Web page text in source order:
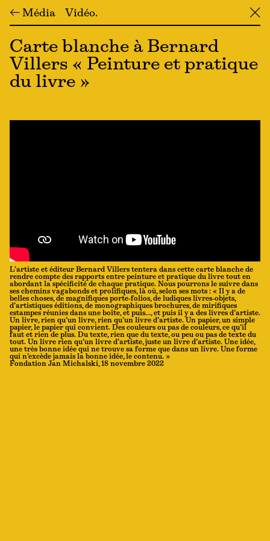
← Média Vidéo ╳
Carte blanche à Bernard
Villers « Peinture et pratique
du livre »
L’artiste et éditeur Bernard Villers tentera dans cette carte blanche de
rendre compte des rapports entre peinture et pratique du livre tout en
abordant la spécificité de chaque pratique. Nous pourrons le suivre dans
ses chemins vagabonds et prolifiques, là où, selon ses mots : « Il y a de
belles choses, de magnifiques porte-folios, de ludiques livres-objets,
d’artistiques éditions, de monographiques brochures, de mirifiques
estampes réunies dans une boîte, et puis…, et puis il y a des livres d’artiste.
Un livre, rien qu’un livre, rien qu’un livre d’artiste. Un papier, un simple
papier, le papier qui convient. Des couleurs ou pas de couleurs, ce qu’il
faut et rien de plus. Du texte, rien que du texte, ou peu ou pas de texte du
tout. Un livre rien qu’un livre d’artiste, juste un livre d’artiste. Une idée,
une très bonne idée qui ne trouve sa forme que dans un livre. Une forme
qui n’excède jamais la bonne idée, le contenu. »
Fondation Jan Michalski, 18 novembre 2022